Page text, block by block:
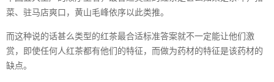
菜、驻马店爽口，黄山毛峰依序以此类推。
而这种说的话甚么类型的红茶最合适标准答案就不一定能让他们激
赏，即使任何人红茶都有他们的特征，而做为药材的特征是该药材的
缺点。